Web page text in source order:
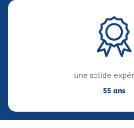
une solide
55 ans